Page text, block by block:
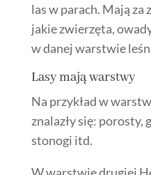
las w parach. Mają za
jakie zwierzęta,
w danej warstwie
Lasy mają warstwy
Na przykład w
znalazły się: porosty,
stonogi itd.